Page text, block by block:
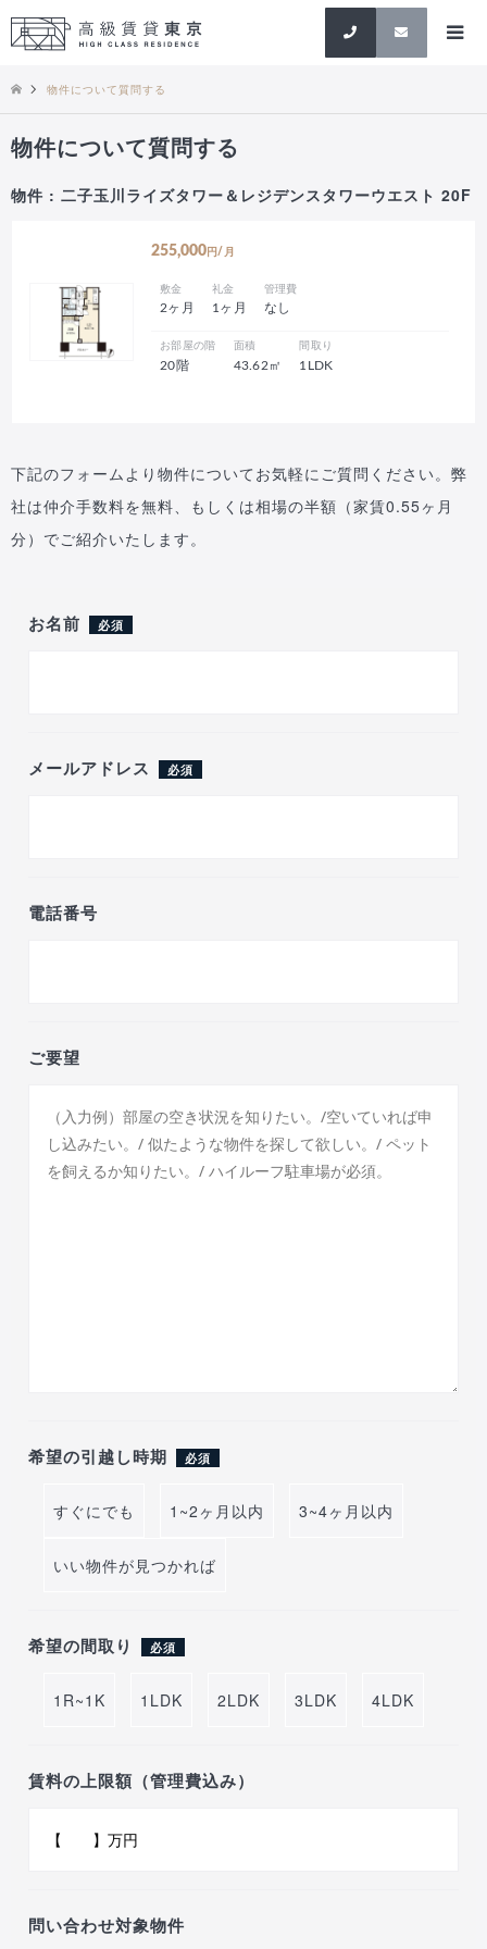
検索
物件について質問する
物件について質問する
物件 : 二子玉川ライズタワー＆レジデンスタワーウエスト 20F
255,000 円/月
敷金
2ヶ月
礼金
1ヶ月
管理費
なし
お部屋の階
20階
面積
43.62㎡
間取り
1LDK
下記のフォームより物件についてお気軽にご質問ください。弊
社は仲介手数料を無料、もしくは相場の半額（家賃0.55ヶ月
分）でご紹介いたします。
お名前 必須
メールアドレス 必須
電話番号
ご要望
希望の引越し時期 必須
すぐにでも 1~2ヶ月以内 3~4ヶ月以内
いい物件が見つかれば
希望の間取り 必須
1R~1K 1LDK 2LDK 3LDK 4LDK
賃料の上限額（管理費込み）
問い合わせ対象物件